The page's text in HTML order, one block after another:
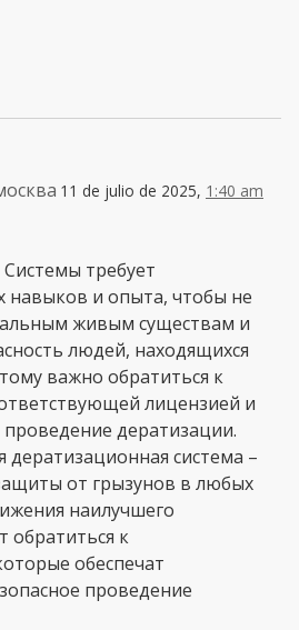
11 de julio de 2025, 1:40 am
требует
навыков и опыта, чтобы не
живым существам и
людей, находящихся
важно обратиться к
лицензией и
дератизации.
система –
от грызунов в любых
наилучшего
обратиться к
обеспечат
проведение